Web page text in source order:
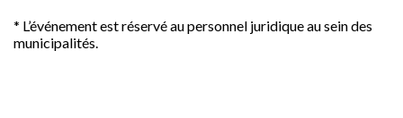
* L’événement est réservé au personnel juridique au sein des
municipalités.